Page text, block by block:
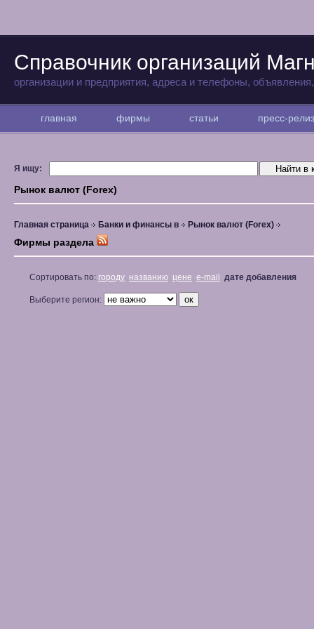
Справочник организаций
организации и предприятия, адреса и телефоны,
главная фирмы статьи пресс-
Я ищу:
Рынок валют (Forex)
Главная страница Банки и финансы в Рынок валют (Forex)
Фирмы раздела
Сортировать по: городу названию цене e-mail дате добавления
Выберите регион: